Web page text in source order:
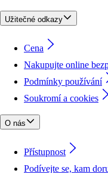
Užitečné odkazy
Cena
Nakupujte online
Podmínky používání
Soukromí a cookies
O nás
Přístupnost
Podívejte se, kam